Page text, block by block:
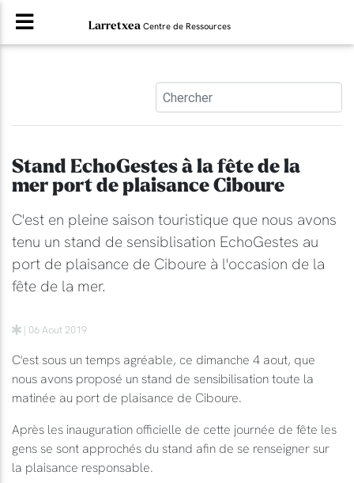
Larretxea Centre de Ressources
Stand EchoGestes à la fête de la
mer port de plaisance Ciboure
C'est en pleine saison touristique que nous avons
tenu un stand de sensiblisation EchoGestes au
port de plaisance de Ciboure à l'occasion de la
fête de la mer.
| 06 Aout 2019
C'est sous un temps agréable, ce dimanche 4 aout, que
nous avons proposé un stand de sensibilisation toute la
matinée au port de plaisance de Ciboure.
Après les inauguration officielle de cette journée de fête les
gens se sont approchés du stand afin de se renseigner sur
la plaisance responsable.